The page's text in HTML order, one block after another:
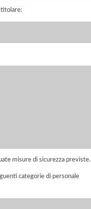
titolare:
misure di sicurezza previste.
categorie di personale